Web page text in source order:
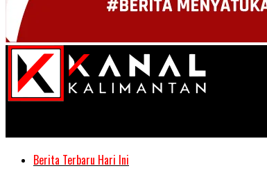
Berita Terbaru Hari Ini